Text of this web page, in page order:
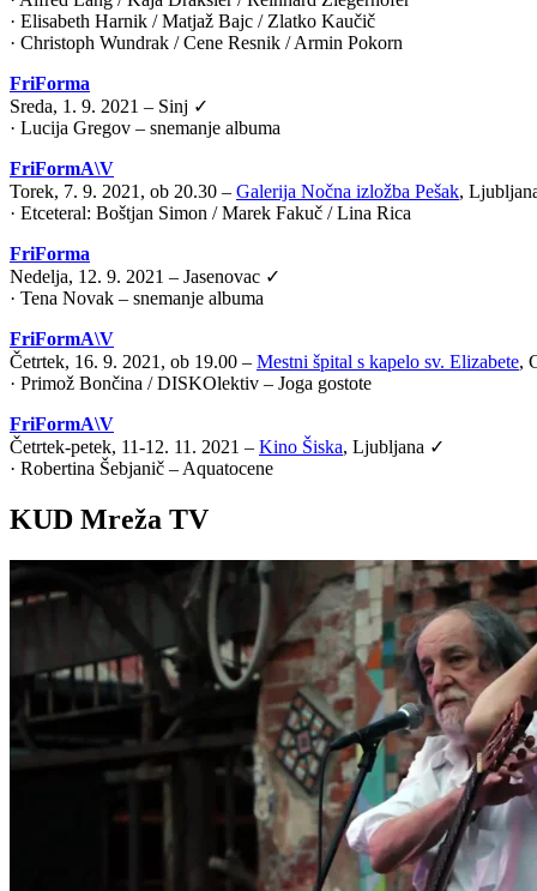
· Elisabeth Harnik / Matjaž Bajc / Zlatko Kaučič
· Christoph Wundrak / Cene Resnik / Armin Pokorn
FriForma
Sreda, 1. 9. 2021 – Sinj ✓
· Lucija Gregov – snemanje albuma
FriFormA\V
Torek, 7. 9. 2021, ob 20.30 – Galerija Nočna izložba Pešak,
· Etceteral: Boštjan Simon / Marek Fakuč / Lina Rica
FriForma
Nedelja, 12. 9. 2021 – Jasenovac ✓
· Tena Novak – snemanje albuma
FriFormA\V
Četrtek, 16. 9. 2021, ob 19.00 – Mestni špital s kapelo sv. Elizabete,
· Primož Bončina / DISKOlektiv – Joga gostote
FriFormA\V
Četrtek-petek, 11-12. 11. 2021 – Kino Šiska, Ljubljana ✓
· Robertina Šebjanič – Aquatocene
KUD Mreža TV